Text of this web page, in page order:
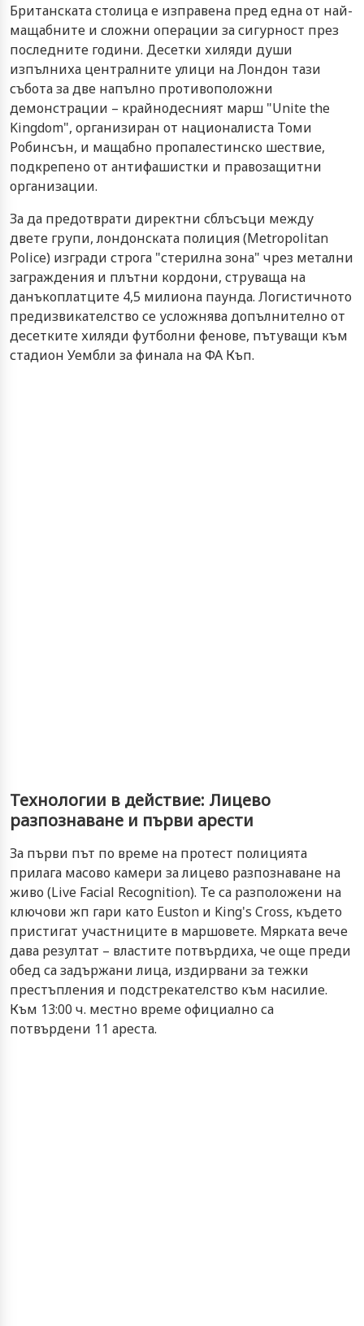
Британската столица е изправена пред една от най-
мащабните и сложни операции за сигурност през
последните години. Десетки хиляди души
изпълниха централните улици на Лондон тази
събота за две напълно противоположни
демонстрации – крайнодесният марш "Unite the
Kingdom", организиран от националиста Томи
Робинсън, и мащабно пропалестинско шествие,
подкрепено от антифашистки и правозащитни
организации.
За да предотврати директни сблъсъци между
двете групи, лондонската полиция (Metropolitan
Police) изгради строга "стерилна зона" чрез метални
заграждения и плътни кордони, струваща на
данъкоплатците 4,5 милиона паунда. Логистичното
предизвикателство се усложнява допълнително от
десетките хиляди футболни фенове, пътуващи към
стадион Уембли за финала на ФА Къп.
Технологии в действие: Лицево
разпознаване и първи арести
За първи път по време на протест полицията
прилага масово камери за лицево разпознаване на
живо (Live Facial Recognition). Те са разположени на
ключови жп гари като Euston и King's Cross, където
пристигат участниците в маршовете. Мярката вече
дава резултат – властите потвърдиха, че още преди
обед са задържани лица, издирвани за тежки
престъпления и подстрекателство към насилие.
Към 13:00 ч. местно време официално са
потвърдени 11 ареста.